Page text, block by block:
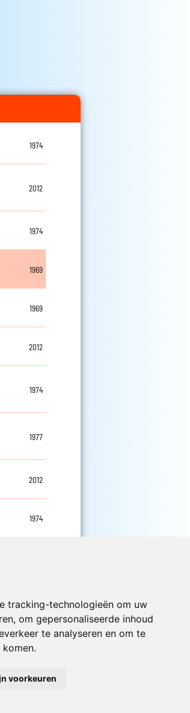
tracking-technologieën om uw
om gepersonaliseerde inhoud
te analyseren en om te
voorkeuren
1974
2012
1974
1969
1969
2012
1974
1977
2012
1974
De beste
uit de lage
al 20 jaar. In
je laptop, tablet